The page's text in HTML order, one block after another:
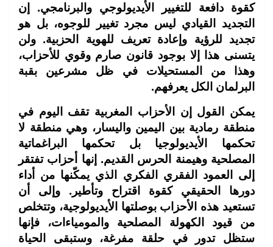
كقوة دافعة للتغيير الأيديولوجي والبرنامجي. إن
التجديد القيادي ليس مجرد تغيير للوجوه، بل هو
تجديد للرؤية وإعادة تعريف للهوية الحزبية. ولن
يتسنى هذا إلا بوجود قانون صارم وقوي للأحزاب،
وهذا من المستحيلات في ظل مشرعين بقبة
البرلمان الكل يعرفهم.
يمكن القول إن الأحزاب المغربية تقف اليوم في
منطقة رمادية بين اليمين واليسار، وهي منطقة لا
تحكمها الأيديولوجيا بل تحكمها البراغماتية
المصلحية وهيمنة الحرس القديم. إنها أحزاب تفتقر
إلى العمود الفقري الفكري الذي يمكّنها من أداء
دورها الحقيقي كقوة اقتراح وتأطير. وإلى أن
تستعيد هذه الأحزاب بوصلتها الأيديولوجية، وتتخلص
من قيود الكهولة المصلحية والمومياءات، فإنها
ستظل تدور في حلقة مفرغة، وستبقى الحياة